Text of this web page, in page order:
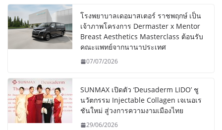
โรงพยาบาลเดอมาสเตอร์ ราชพฤกษ์ เป็น
เจ้าภาพโครงการ Dermaster x Mentor
Breast Aesthetics Masterclass ต้อนรับ
คณะแพทย์จากนานาประเทศ
07/07/2026
SUNMAX เปิดตัว ‘Deusaderm LIDO’ ชู
นวัตกรรม Injectable Collagen เจเนอเร
ชันใหม่ สู่วงการความงามเมืองไทย
29/06/2026